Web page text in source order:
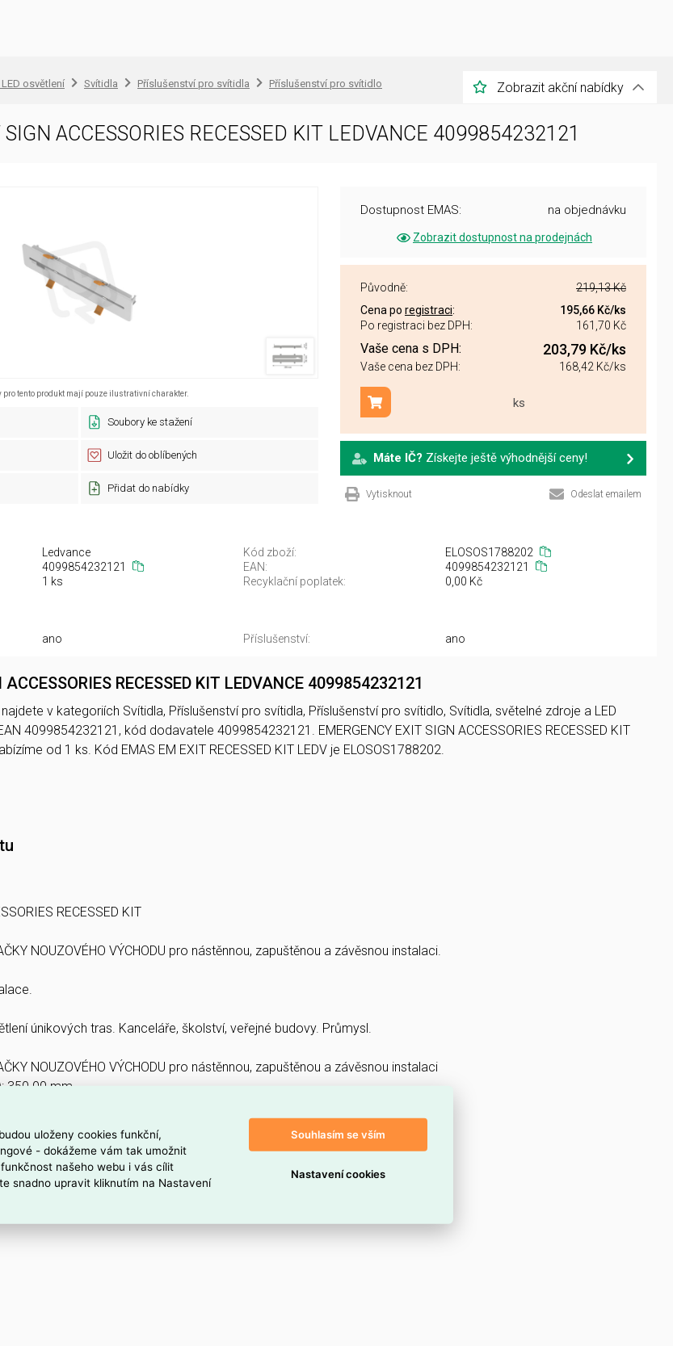
osvětlení Svítidla Příslušenství pro svítidla Příslušenství pro svítidlo Zobrazit akční nabídky
ACCESSORIES RECESSED KIT LEDVANCE 4099854232121
pro tento produkt mají pouze ilustrativní charakter.
Soubory ke stažení
Uložit do oblíbených
Přidat do nabídky
Dostupnost EMAS: na objednávku
Zobrazit dostupnost na prodejnách
Původně:
219,13 Kč
Cena po registraci: 195,66 Kč/ks
Po registraci bez DPH:
161,70 Kč
Vaše cena s DPH: 203,79 Kč/ks
Vaše cena bez DPH: 168,42 Kč/ks
ks
Přidat do košíku
Máte IČ? Získejte ještě výhodnější ceny!
Vytisknout Odeslat emailem
Ledvance Kód zboží:
ELOSOS1788202
4099854232121 EAN:
4099854232121
1 ks Recyklační poplatek: 0,00 Kč
ano Příslušenství: ano
RECESSED KIT LEDVANCE 4099854232121
najdete v kategoriích Svítidla, Příslušenství pro svítidla, Příslušenství pro svítidlo, Svítidla, světelné zdroje a LED
4099854232121, kód dodavatele 4099854232121. EMERGENCY EXIT SIGN ACCESSORIES RECESSED KIT
od 1 ks. Kód EMAS EM EXIT RECESSED KIT LEDV je ELOSOS1788202.
RECESSED KIT
NOUZOVÉHO VÝCHODU pro nástěnnou, zapuštěnou a závěsnou instalaci.
únikových tras. Kanceláře, školství, veřejné budovy. Průmysl.
NOUZOVÉHO VÝCHODU pro nástěnnou, zapuštěnou a závěsnou instalaci
350.00 mm
uloženy cookies funkční,
- dokážeme vám tak umožnit
našeho webu i vás cílit
snadno upravit kliknutím na Nastavení
Souhlasím se vším
Nastavení cookies